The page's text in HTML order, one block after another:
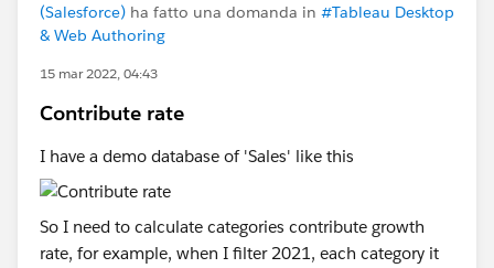
(Salesforce) ha fatto una domanda in #Tableau Desktop
& Web Authoring
15 mar 2022, 04:43
Contribute rate
I have a demo database of 'Sales' like this
So I need to calculate categories contribute growth
rate, for example, when I filter 2021, each category it